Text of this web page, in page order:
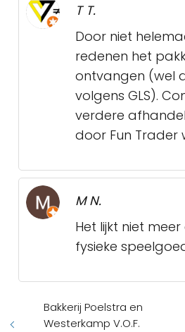
T T.
Door niet
redenen het
ontvangen (wel
volgens GLS).
verdere
door Fun Trader
M N.
Het lijkt niet
fysieke
Bakkerij Poelstra en
Westerkamp V.O.F.